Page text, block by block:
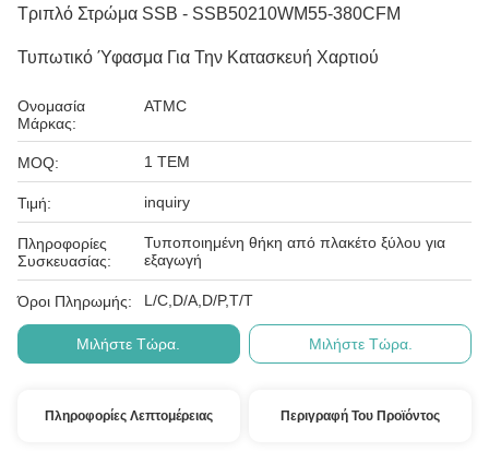
Τριπλό Στρώμα SSB - SSB50210WM55-380CFM
Τυπωτικό Ύφασμα Για Την Κατασκευή Χαρτιού
Ονομασία
Μάρκας:
ATMC
MOQ: 1 ΤΕΜ
Τιμή: inquiry
Πληροφορίες
Συσκευασίας:
Τυποποιημένη θήκη από πλακέτο ξύλου για
εξαγωγή
Όροι Πληρωμής: L/C,D/A,D/P,T/T
Μιλήστε Τώρα. Μιλήστε Τώρα.
Πληροφορίες Λεπτομέρειας Περιγραφή Του Προϊόντος